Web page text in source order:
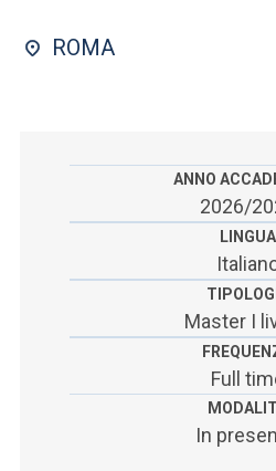
SEI UN DOCENTE O UN MEMBRO DELLO
ROMA
ANNO
2026/
LINGUA
Master I
Full
In